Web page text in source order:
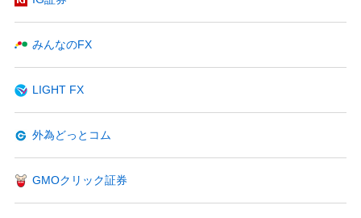
みんなのFX
LIGHT FX
外為どっとコム
GMOクリック証券